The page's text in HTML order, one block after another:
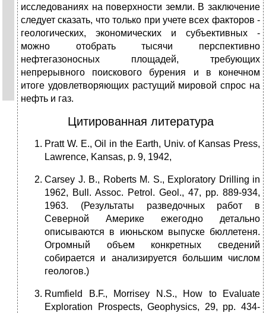
исследованиях на поверхности земли. В заключение
следует сказать, что только при учете всех факторов -
геологических, экономических и субъективных -
можно отобрать тысячи перспективно
нефтегазоносных площадей, требующих
непрерывного поискового бурения и в конечном
итоге удовлетворяющих растущий мировой спрос на
нефть и газ.
Цитированная литература
Pratt W. Е., Oil in the Earth, Univ. of Kansas Press,
Lawrence, Kansas, p. 9, 1942,
Carsey J. В., Roberts M. S., Exploratory Drilling in
1962, Bull. Assoc. Petrol. Geol., 47, pp. 889-934,
1963. (Результаты разведочных работ в
Северной Америке ежегодно детально
описываются в июньском выпуске бюллетеня.
Огромный объем конкретных сведений
собирается и анализируется большим числом
геологов.)
Rumfield В.F., Morrisey N.S., How to Evaluate
Exploration Prospects, Geophysics, 29, pp. 434-